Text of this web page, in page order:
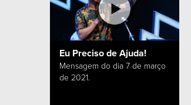
Eu Preciso de Ajuda!
Mensagem do dia 7 de março
de 2021.